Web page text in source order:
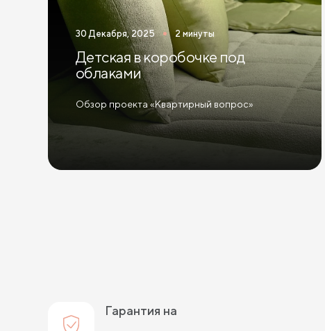
30 Декабря, 2025 2 минуты
Детская в коробочке под
облаками
Обзор проекта «Квартирный вопрос»
Гарантия на